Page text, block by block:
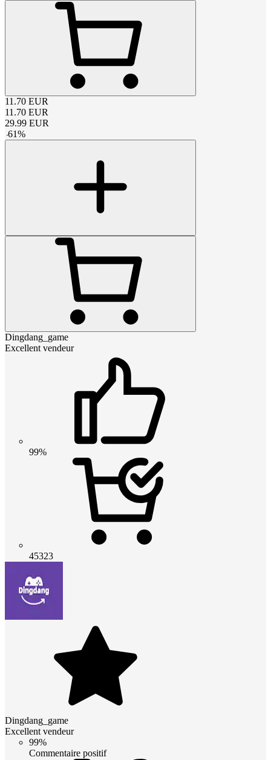
11.70 EUR
11.70 EUR
29.99 EUR
-61%
Dingdang_game
Excellent vendeur
99%
45323
Dingdang_game
Excellent vendeur
99%
Commentaire positif